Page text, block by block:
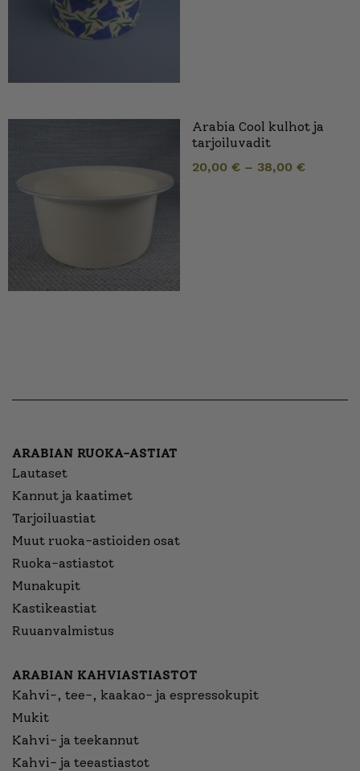
Arabia Cool kulhot ja
tarjoiluvadit
20,00 € – 38,00 €
ARABIAN RUOKA-ASTIAT
Lautaset
Kannut ja kaatimet
Tarjoiluastiat
Muut ruoka-astioiden osat
Ruoka-astiastot
Munakupit
Kastikeastiat
Ruuanvalmistus
ARABIAN KAHVIASTIASTOT
Kahvi-, tee-, kaakao- ja espressokupit
Mukit
Kahvi- ja teekannut
Kahvi- ja teeastiastot